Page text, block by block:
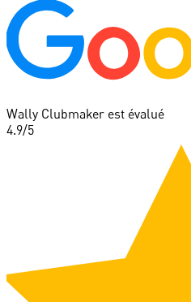
Wally Clubmaker est évalué
4.9/5